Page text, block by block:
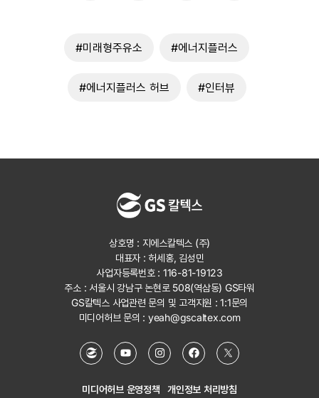
#미래형주유소 #에너지플러스
#에너지플러스 허브 #인터뷰
상호명 : 지에스칼텍스 (주)
대표자 : 허세홍, 김성민
사업자등록번호 : 116-81-19123
주소 : 서울시 강남구 논현로 508(역삼동) GS타워
GS칼텍스 사업관련 문의 및 고객지원 :1:1문의
미디어허브 문의 : yeah@gscaltex.com
미디어허브 운영정책 개인정보 처리방침